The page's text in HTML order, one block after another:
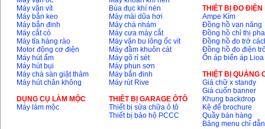
Máy vặn vít
Máy bắn keo
Máy bắn đinh
Máy cắt cỏ
Máy tỉa hàng rào
Motor động cơ điện
Máy hút ẩm
Máy hút bụi
Máy chà sàn giặt thảm
Máy hút chân không
DỤNG CỤ LÀM MỘC
Máy làm mộc
Búa đục khí nén
Máy mài dũa hơi
Máy chà nhám
Máy cưa máy cắt
Máy vặn bu lông ốc vít
Máy đầm khuôn cát
Máy gõ rỉ sét
Máy phun sơn
Máy bắn đinh
Máy rút Rive
THIÊT BỊ GARAGE ÔTÔ
Thiết bị sửa chữa ô tô
Thiết bị bảo hộ PCCC
THIÊT BỊ ĐO ĐIỆN
Ampe Kìm
Đồng hồ vạn năng
Đồng hồ chỉ thị pha
Đồng hồ đo trở
Đồng hồ đo điện
Ổn áp biến áp Lioa
THIỆT BỊ QUẢNG
Giá chữ x standy
Giá cuốn banner
Khung backdrop
Kệ để brochure
Quầy bán hàng
Bảng menu chỉ dẫn